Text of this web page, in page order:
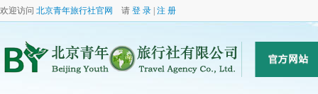
欢迎访问 北京青年旅行社官网 请 登 录 注 册